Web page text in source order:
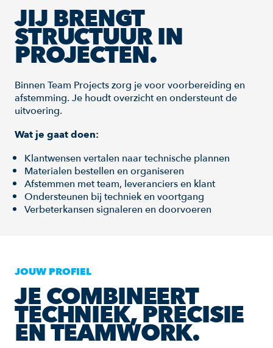
JIJ BRENGT
STRUCTUUR IN
PROJECTEN.
Binnen Team Projects zorg je voor voorbereiding en
afstemming. Je houdt overzicht en ondersteunt de
uitvoering.
Wat je gaat doen:
Klantwensen vertalen naar technische plannen
Materialen bestellen en organiseren
Afstemmen met team, leveranciers en klant
Ondersteunen bij techniek en voortgang
Verbeterkansen signaleren en doorvoeren
JOUW PROFIEL
JE COMBINEERT
TECHNIEK, PRECISIE
EN TEAMWORK.